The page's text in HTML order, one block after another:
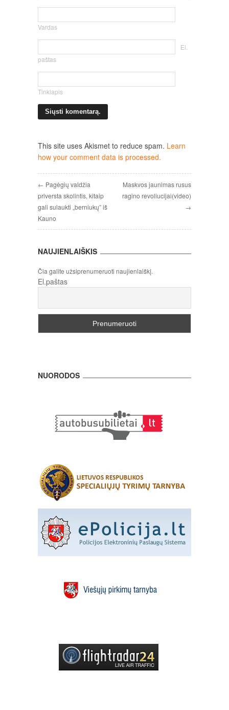
Vardas
El.
paštas
Tinklapis
This site uses Akismet to reduce spam. Learn
how your comment data is processed.
← Pagėgių valdžia
priversta skolintis, kitaip
gali sulaukti „berniukų” iš
Kauno
Maskvos jaunimas rusus
ragino revoliucijai(video)
→
NAUJIENLAIŠKIS
Čia galite užsiprenumeruoti naujienlaiškį.
El.paštas
NUORODOS